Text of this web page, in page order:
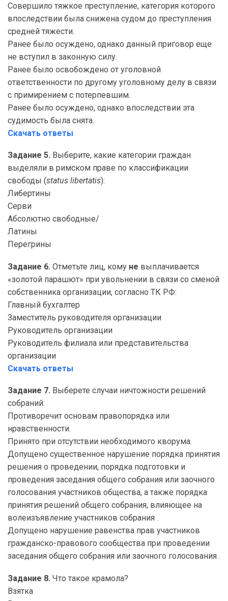
Совершило тяжкое преступление, категория которого
впоследствии была снижена судом до преступления
средней тяжести.
Ранее было осуждено, однако данный приговор еще
не вступил в законную силу.
Ранее было освобождено от уголовной
ответственности по другому уголовному делу в связи
с примирением с потерпевшим.
Ранее было осуждено, однако впоследствии эта
судимость была снята.
Скачать ответы
Задание 5. Выберите, какие категории граждан
выделяли в римском праве по классификации
свободы (status libertatis):
Либертины
Серви
Абсолютно свободные/
Латины
Перегрины
Задание 6. Отметьте лиц, кому не выплачивается
«золотой парашют» при увольнении в связи со сменой
собственника организации, согласно ТК РФ:
Главный бухгалтер
Заместитель руководителя организации
Руководитель организации
Руководитель филиала или представительства
организации
Скачать ответы
Задание 7. Выберете случаи ничтожности решений
собраний:
Противоречит основам правопорядка или
нравственности.
Принято при отсутствии необходимого кворума.
Допущено существенное нарушение порядка принятия
решения о проведении, порядка подготовки и
проведения заседания общего собрания или заочного
голосования участников общества, а также порядка
принятия решений общего собрания, влияющее на
волеизъявление участников собрания .
Допущено нарушение равенства прав участников
гражданско-правового сообщества при проведении
заседания общего собрания или заочного голосования .
Задание 8. Что такое крамола?
Взятка